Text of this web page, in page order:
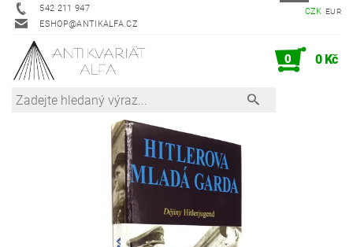
542 211 947
ESHOP@ANTIKALFA.CZ
CZK EUR
0 0 Kč